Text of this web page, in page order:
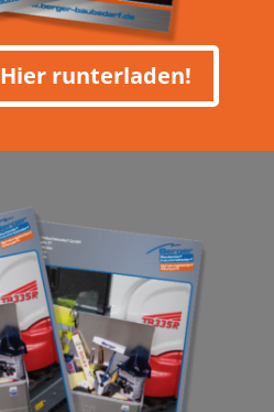
Hier runterladen!